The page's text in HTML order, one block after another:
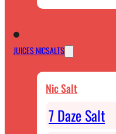
JUICES NICSALTS
Nic Salt
7 Daze Salt